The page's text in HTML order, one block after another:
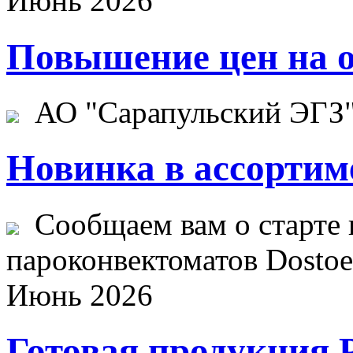
Повышение цен на
АО "Сарапульский
Новинка в
Сообщаем вам о старте
пароконвектоматов
Июнь 2026